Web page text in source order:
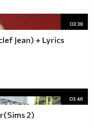
03:38
Jean) + Lyrics
03:46
2)